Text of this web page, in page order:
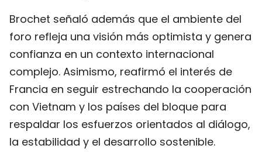
Brochet señaló además que el ambiente del
foro refleja una visión más optimista y genera
confianza en un contexto internacional
complejo. Asimismo, reafirmó el interés de
Francia en seguir estrechando la cooperación
con Vietnam y los países del bloque para
respaldar los esfuerzos orientados al diálogo,
la estabilidad y el desarrollo sostenible.